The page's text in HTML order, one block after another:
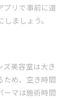
プリで事前に道
ましょう。
ズ美容室は大き
ため、空き時間
ーマは施術時間